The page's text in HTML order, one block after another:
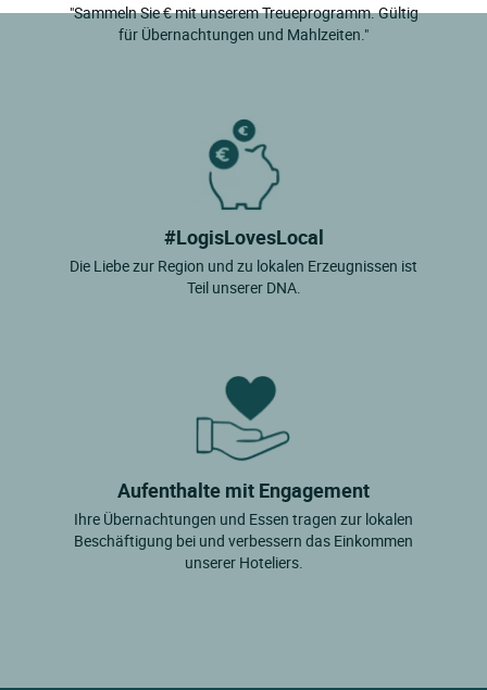
"Sammeln Sie € mit unserem Treueprogramm. Gültig
für Übernachtungen und Mahlzeiten."
#LogisLovesLocal
Die Liebe zur Region und zu lokalen Erzeugnissen ist
Teil unserer DNA.
Aufenthalte mit Engagement
Ihre Übernachtungen und Essen tragen zur lokalen
Beschäftigung bei und verbessern das Einkommen
unserer Hoteliers.